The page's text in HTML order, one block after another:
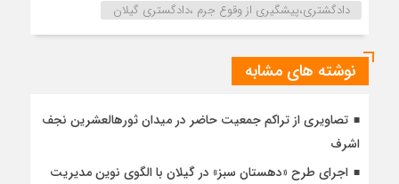
دادگشتری،پیشگیری از وقوع جرم ،دادگستری گیلان
نوشته های مشابه
تصاویری از تراکم جمعیت حاضر در میدان ثورهالعشرین نجف
اشرف
اجرای طرح «دهستان سبز» در گیلان با الگوی نوین مدیریت